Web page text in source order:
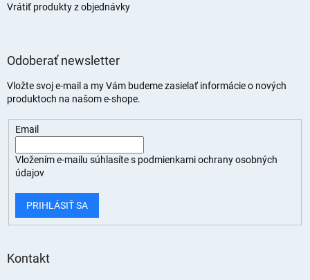
Vrátiť produkty z objednávky
Odoberať newsletter
Vložte svoj e-mail a my Vám budeme zasielať informácie o nových
produktoch na našom e-shope.
Email
Vložením e-mailu súhlasíte s podmienkami ochrany osobných
údajov
PRIHLÁSIŤ SA
Kontakt